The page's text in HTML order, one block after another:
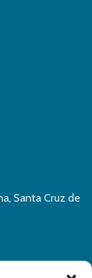
Santa Cruz de